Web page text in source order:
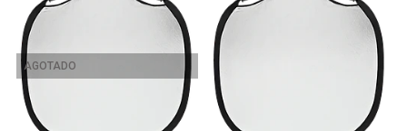
AGOTADO